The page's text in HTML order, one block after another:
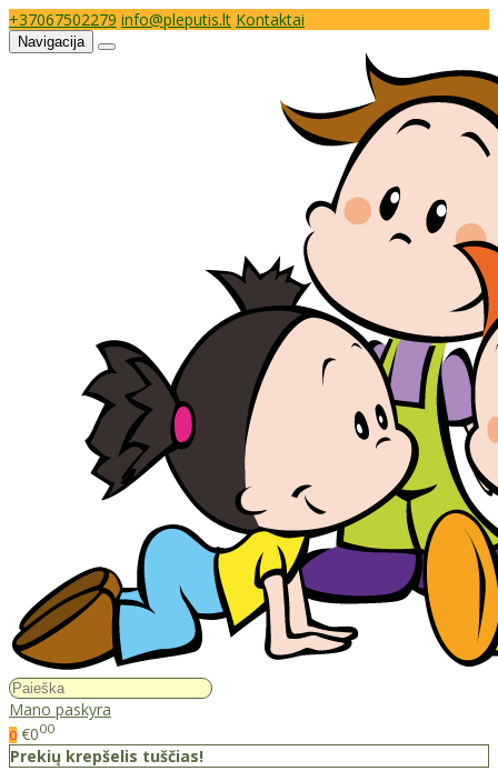
+37067502279 info@pleputis.lt Kontaktai
Navigacija
Mano paskyra
0 €000
Prekių krepšelis tuščias!